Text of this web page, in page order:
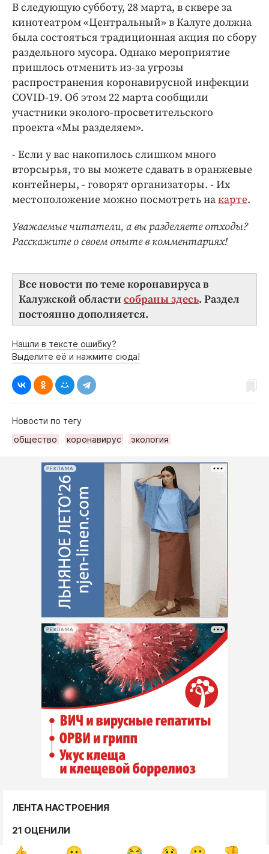
Издания
Медиаперсона
Интересное чтиво
Клиника года
Бренд года
Работодатель года
В следующую субботу, 28 марта, в сквере за
кинотеатром «Центральный» в Калуге должна
была состояться традиционная акция по сбору
раздельного мусора. Однако мероприятие
пришлось отменить из-за угрозы
распространения коронавирусной инфекции
COVID-19. Об этом 22 марта сообщили
участники эколого-просветительского
проекта «Мы разделяем».
- Если у вас накопилось слишком много
вторсырья, то вы можете сдавать в оранжевые
контейнеры, - говорят организаторы. - Их
местоположение можно посмотреть накарте.
Уважаемые читатели, а вы разделяете отходы?
Расскажите о своем опыте в комментариях!
Все новости по теме коронавируса в
Калужской области собраны здесь. Раздел
постоянно дополняется.
Нашли в тексте ошибку?
Выделите её и нажмите сюда!
Новости по тегу
общество
коронавирус экология
РЕКЛАМА
РЕКЛАМА
ЛЕНТА НАСТРОЕНИЯ
21 ОЦЕНИЛИ